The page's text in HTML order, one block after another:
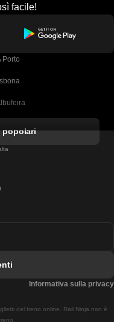
facile!
Porto
popolari
del treno online. Rail Ninja non è
Informativa sulla privacy